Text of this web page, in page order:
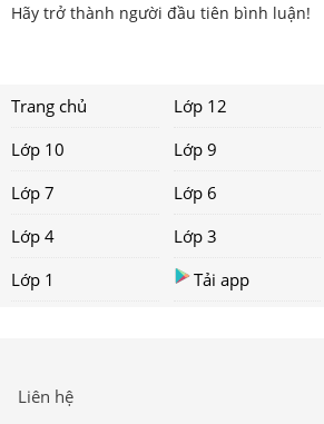
Hãy trở thành người đầu tiên bình luận!
Trang chủ Lớp 12
Lớp 10
Lớp 9
Lớp 7
Lớp 6
Lớp 4
Lớp 3
Lớp 1
Tải app
Liên hệ